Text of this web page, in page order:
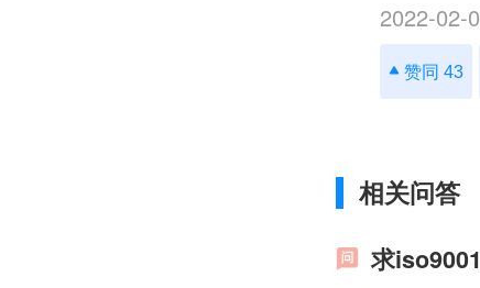
2022-02-
赞同 43
相关问答
求